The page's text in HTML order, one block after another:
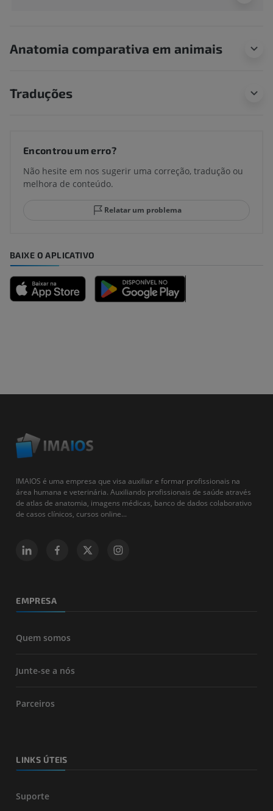
Anatomia comparativa em animais
Traduções
Encontrou um erro?
Não hesite em nos sugerir uma correção, tradução ou
melhora de conteúdo.
Relatar um problema
BAIXE O APLICATIVO
IMAIOS é uma empresa que visa auxiliar e formar profissionais na
área humana e veterinária. Auxiliando profissionais de saúde através
de atlas de anatomia, imagens médicas, banco de dados colaborativo
de casos clínicos, cursos online...
EMPRESA
Quem somos
Junte-se a nós
Parceiros
LINKS ÚTEIS
Suporte